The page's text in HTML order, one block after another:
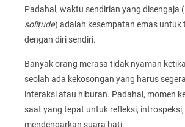
Padahal, waktu sendirian yang disengaja (
solitude) adalah kesempatan emas untuk
dengan diri sendiri.
Banyak orang merasa tidak nyaman
seolah ada kekosongan yang harus
interaksi atau hiburan. Padahal, momen
saat yang tepat untuk refleksi, introspeksi,
mendengarkan suara hati.